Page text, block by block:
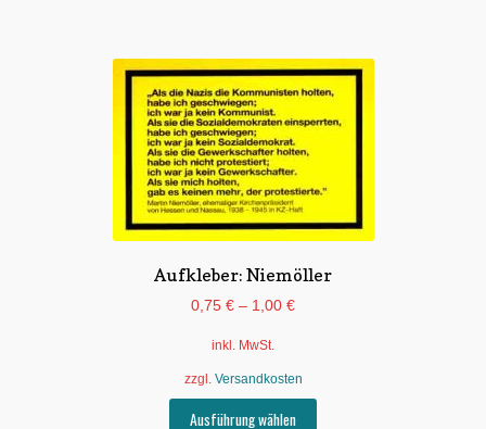
Aufkleber: Niemöller
0,75 € – 1,00 €
inkl. MwSt.
zzgl. Versandkosten
Ausführung wählen